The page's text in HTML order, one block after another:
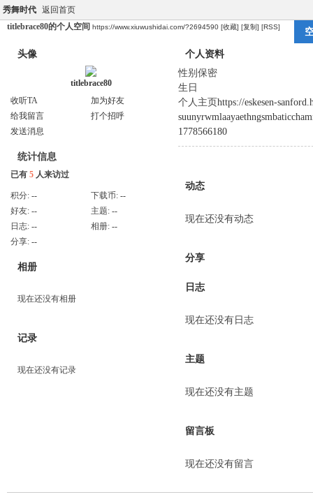
秀舞时代 返回首页
titlebrace80的个人空间 https://www.xiuwushidai.com/?2694590 [收藏] [复制] [RSS]
头像
titlebrace80
收听TA
加为好友
给我留言
打个招呼
发送消息
统计信息
已有 5 人来访过
积分: -- 下载币: --
好友: -- 主题: --
日志: -- 相册: --
分享: --
相册
现在还没有相册
记录
现在还没有记录
个人资料
性别保密
生日
个人主页https://eskesen-
1778566180
动态
现在还没有动态
分享
日志
现在还没有日志
主题
现在还没有主题
留言板
现在还没有留言